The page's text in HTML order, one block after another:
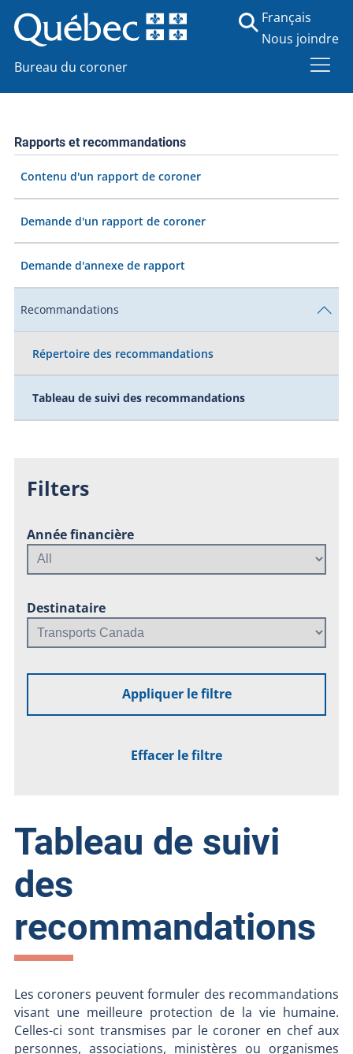
Bureau du coroner
Français
Nous joindre
Rapports et recommandations
Contenu d'un rapport de coroner
Demande d'un rapport de coroner
Demande d'annexe de rapport
Recommandations
Répertoire des recommandations
Tableau de suivi des recommandations
Filters
Année financière
Destinataire
Appliquer le filtre
Effacer le filtre
Tableau de suivi
des
recommandations
Les coroners peuvent formuler des recommandations
visant une meilleure protection de la vie humaine.
Celles-ci sont transmises par le coroner en chef aux
personnes, associations, ministères ou organismes